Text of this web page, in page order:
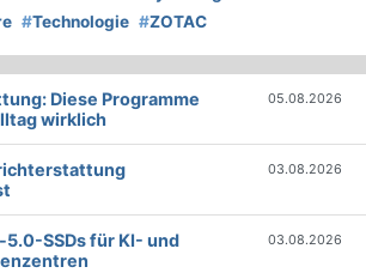
#Technologie #ZOTAC
Diese Programme
wirklich
05.08.2026
03.08.2026
5.0-SSDs für KI- und
03.08.2026